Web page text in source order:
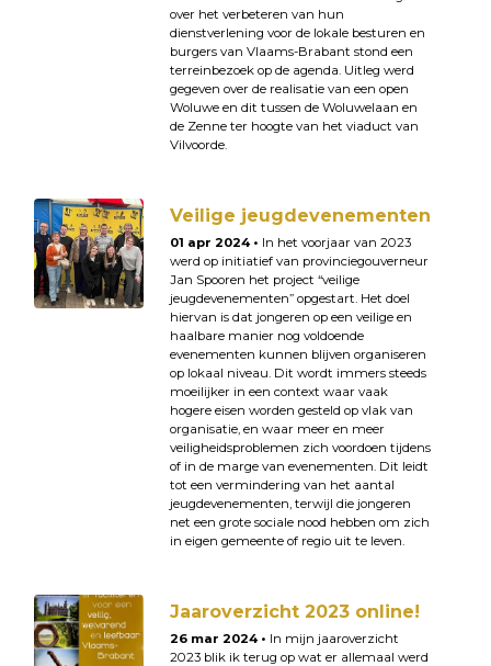
over het verbeteren van hun
dienstverlening voor de lokale besturen en
burgers van Vlaams-Brabant stond een
terreinbezoek op de agenda. Uitleg werd
gegeven over de realisatie van een open
Woluwe en dit tussen de Woluwelaan en
de Zenne ter hoogte van het viaduct van
Vilvoorde.
Veilige jeugdevenementen
01 apr 2024 • In het voorjaar van 2023
werd op initiatief van provinciegouverneur
Jan Spooren het project “veilige
jeugdevenementen” opgestart. Het doel
hiervan is dat jongeren op een veilige en
haalbare manier nog voldoende
evenementen kunnen blijven organiseren
op lokaal niveau. Dit wordt immers steeds
moeilijker in een context waar vaak
hogere eisen worden gesteld op vlak van
organisatie, en waar meer en meer
veiligheidsproblemen zich voordoen tijdens
of in de marge van evenementen. Dit leidt
tot een vermindering van het aantal
jeugdevenementen, terwijl die jongeren
net een grote sociale nood hebben om zich
in eigen gemeente of regio uit te leven.
Jaaroverzicht 2023 online!
26 mar 2024 • In mijn jaaroverzicht
2023 blik ik terug op wat er allemaal werd